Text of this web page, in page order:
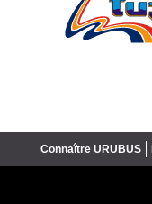
Connaître URUBUS